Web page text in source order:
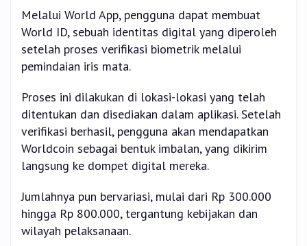
Melalui World App, pengguna dapat membuat
World ID, sebuah identitas digital yang diperoleh
setelah proses verifikasi biometrik melalui
pemindaian iris mata.
Proses ini dilakukan di lokasi-lokasi yang telah
ditentukan dan disediakan dalam aplikasi. Setelah
verifikasi berhasil, pengguna akan mendapatkan
Worldcoin sebagai bentuk imbalan, yang dikirim
langsung ke dompet digital mereka.
Jumlahnya pun bervariasi, mulai dari Rp 300.000
hingga Rp 800.000, tergantung kebijakan dan
wilayah pelaksanaan.